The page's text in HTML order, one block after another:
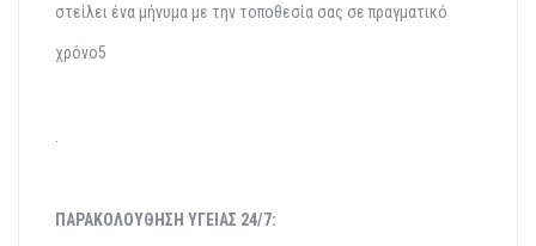
στείλει ένα μήνυμα με την τοποθεσία σας σε πραγματικό
χρόνο5
ΠΑΡΑΚΟΛΟΥΘΗΣΗ ΥΓΕΙΑΣ 24/7: